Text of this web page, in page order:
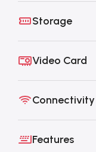
Storage
Video Card
Connectivity
Features